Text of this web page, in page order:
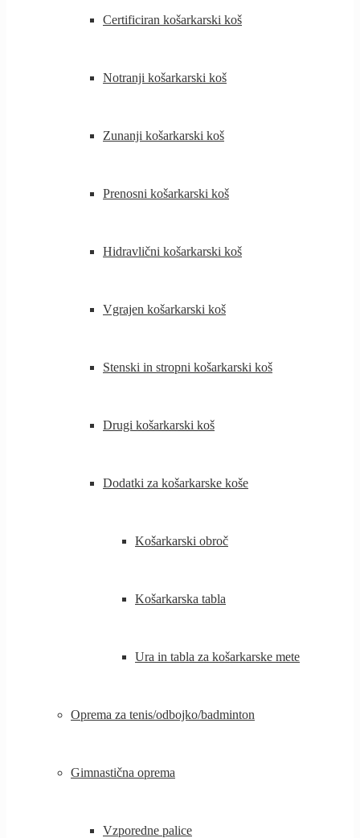
Certificiran košarkarski koš
Notranji košarkarski koš
Zunanji košarkarski koš
Prenosni košarkarski koš
Hidravlični košarkarski koš
Vgrajen košarkarski koš
Stenski in stropni košarkarski koš
Drugi košarkarski koš
Dodatki za košarkarske koše
Košarkarski obroč
Košarkarska tabla
Ura in tabla za košarkarske mete
Oprema za tenis/odbojko/badminton
Gimnastična oprema
Vzporedne palice